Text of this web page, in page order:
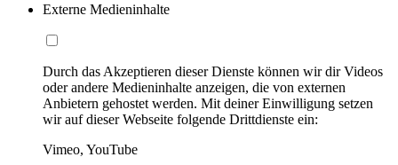
Externe Medieninhalte
Durch das Akzeptieren dieser Dienste können wir dir Videos
oder andere Medieninhalte anzeigen, die von externen
Anbietern gehostet werden. Mit deiner Einwilligung setzen
wir auf dieser Webseite folgende Drittdienste ein:
Vimeo, YouTube